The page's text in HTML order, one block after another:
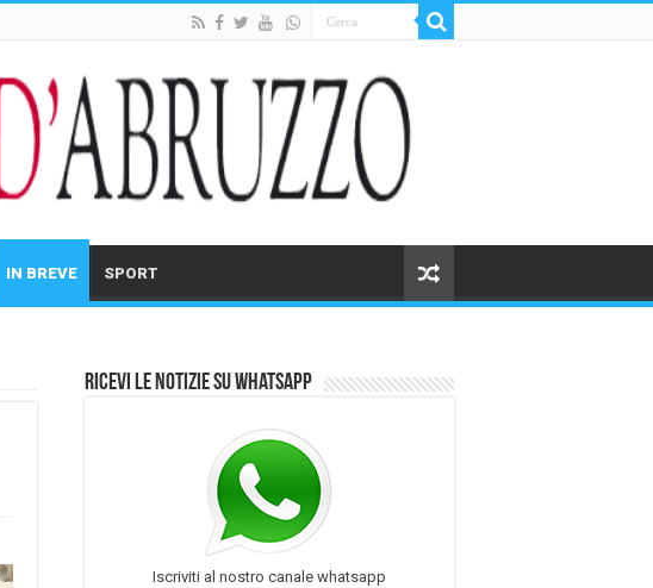
IN BREVE SPORT
Ricevi le notizie su Whatsapp
Iscriviti al nostro canale whatsapp